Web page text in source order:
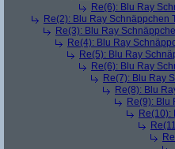
Re(6): Blu Ray
Re(2): Blu Ray Schnäppchen
Re(3): Blu Ray
Re(4): Blu Ray
Re(5): Blu Ray
Re(6): Blu Ray
Re(7): Blu Ray
Re(8): Blu
Re(9): Blu
Re(10):